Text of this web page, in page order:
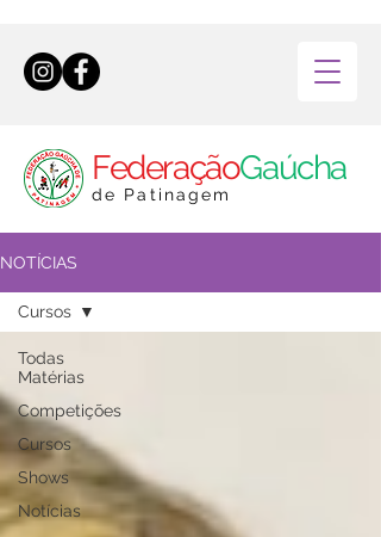
FederaçãoGaúcha
de Patinagem
NOTÍCIAS
Todas
Matérias
Competições
Cursos
Shows
Notícias
Cursos